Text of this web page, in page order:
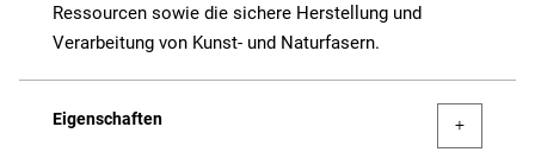
Ressourcen sowie die sichere Herstellung und
Verarbeitung von Kunst- und Naturfasern.
Eigenschaften